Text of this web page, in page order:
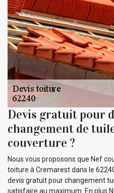
Devis gratuit pour
changement de
couverture ?
Nous vous proposons que Nef
toiture à Cremarest dans le
devis gratuit pour changement
satisfaire au maximum. En plus